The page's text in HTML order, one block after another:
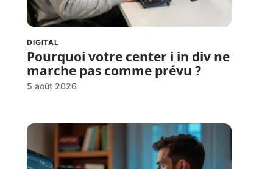
DIGITAL
Pourquoi votre center i in div ne
marche pas comme prévu ?
5 août 2026